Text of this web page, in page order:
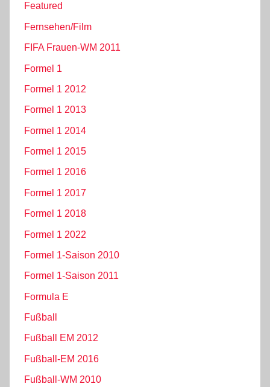
Featured
Fernsehen/Film
FIFA Frauen-WM 2011
Formel 1
Formel 1 2012
Formel 1 2013
Formel 1 2014
Formel 1 2015
Formel 1 2016
Formel 1 2017
Formel 1 2018
Formel 1 2022
Formel 1-Saison 2010
Formel 1-Saison 2011
Formula E
Fußball
Fußball EM 2012
Fußball-EM 2016
Fußball-WM 2010